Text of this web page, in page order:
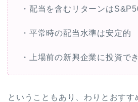
・配当を含むリターンは
・平常時の配当水準は安定的
・上場前の新興企業に投資で
ということもあり、わりとおす